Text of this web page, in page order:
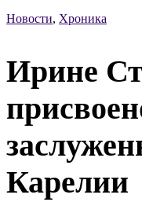
Новости, Хроника
Ирине
Карелии